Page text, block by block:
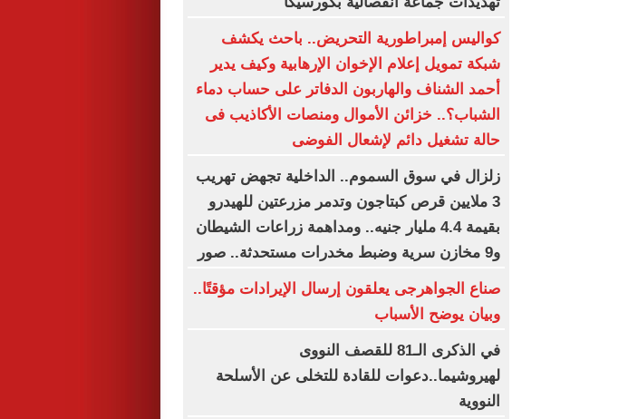
كواليس إمبراطورية التحريض.. باحث يكشف
شبكة تمويل إعلام الإخوان الإرهابية وكيف يدير
أحمد الشناف والهاربون الدفاتر على حساب دماء
الشباب؟.. خزائن الأموال ومنصات الأكاذيب فى
حالة تشغيل دائم لإشعال الفوضى
زلزال في سوق السموم.. الداخلية تجهض تهريب
3 ملايين قرص كبتاجون وتدمر مزرعتين للهيدرو
بقيمة 4.4 مليار جنيه.. ومداهمة زراعات الشيطان
و9 مخازن سرية وضبط مخدرات مستحدثة.. صور
صناع الجواهرجى يعلقون إرسال الإيرادات مؤقتًا..
وبيان يوضح الأسباب
في الذكرى الـ81 للقصف النووى
لهيروشيما..دعوات للقادة للتخلى عن الأسلحة
النووية